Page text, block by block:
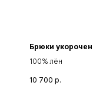
Брюки
100% лён
10 700 р.